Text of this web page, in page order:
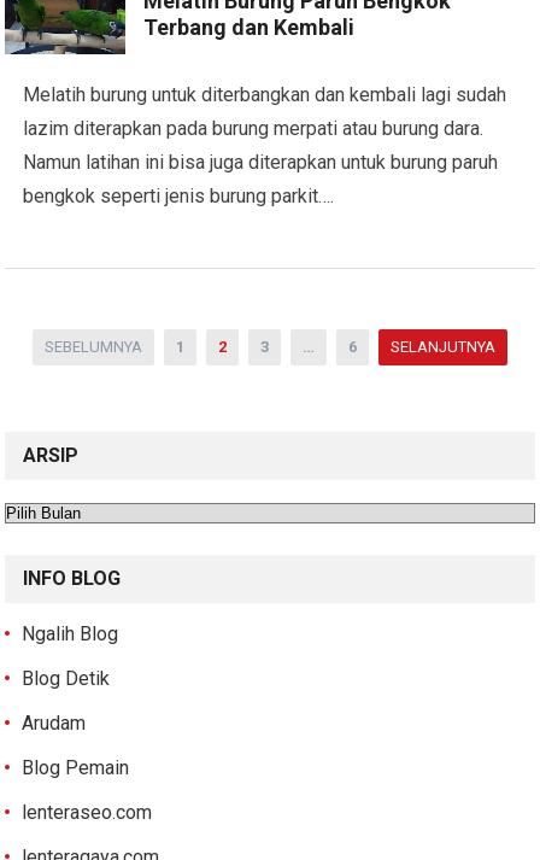
Terbang dan Kembali
Melatih burung untuk diterbangkan dan kembali lagi sudah
lazim diterapkan pada burung merpati atau burung dara.
Namun latihan ini bisa juga diterapkan untuk burung paruh
bengkok seperti jenis burung parkit….
Paginasi
SEBELUMNYA 1 2 3 … 6 SELANJUTNYA
ARSIP
Arsip
INFO BLOG
Ngalih Blog
Blog Detik
Arudam
Blog Pemain
lenteraseo.com